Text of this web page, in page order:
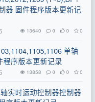
器 固件程序版本更新记
13640 0 0 0
单轴
程序版本更新记录
13858 0 0 0
实时运动控制器控制器